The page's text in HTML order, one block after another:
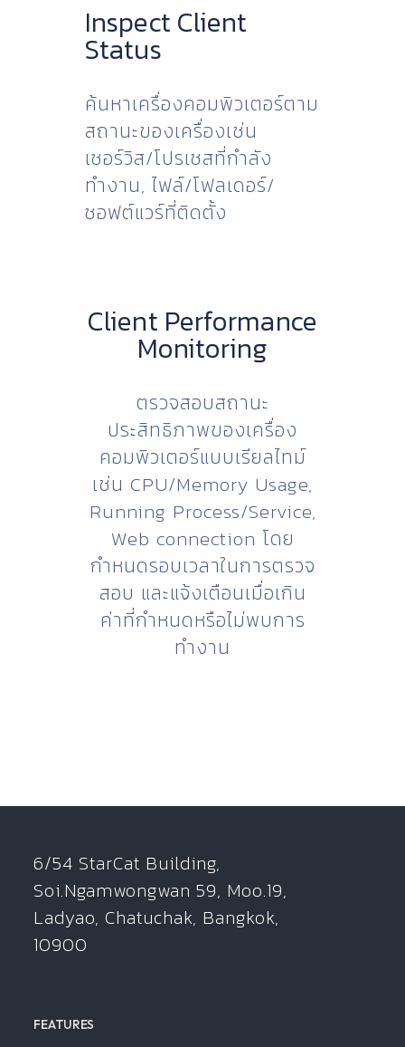
Inspect Client
Status
ค้นหาเครื่องคอมพิวเตอร์ตาม
สถานะของเครื่องเช่น
เซอร์วิส/โปรเซสที่กำลัง
ทำงาน, ไฟล์/โฟลเดอร์/
ซอฟต์แวร์ที่ติดตั้ง
Client Performance
Monitoring
ตรวจสอบสถานะ
ประสิทธิภาพของเครื่อง
คอมพิวเตอร์แบบเรียลไทม์
เช่น CPU/Memory Usage,
Running Process/Service,
Web connection โดย
กำหนดรอบเวลาในการตรวจ
สอบ และแจ้งเตือนเมื่อเกิน
ค่าที่กำหนดหรือไม่พบการ
ทำงาน
6/54 StarCat Building,
Soi.Ngamwongwan 59, Moo.19,
Ladyao, Chatuchak, Bangkok,
10900
FEATURES